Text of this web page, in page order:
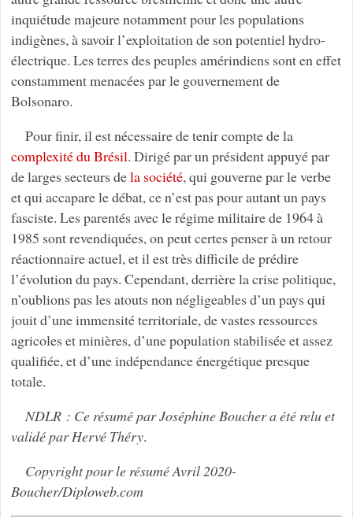
inquiétude majeure notamment pour les populations
indigènes, à savoir l’exploitation de son potentiel hydro-
électrique. Les terres des peuples amérindiens sont en effet
constamment menacées par le gouvernement de
Bolsonaro.
Pour finir, il est nécessaire de tenir compte de la
complexité du Brésil. Dirigé par un président appuyé par
de larges secteurs dela société, qui gouverne par le verbe
et qui accapare le débat, ce n’est pas pour autant un pays
fasciste. Les parentés avec le régime militaire de 1964 à
1985 sont revendiquées, on peut certes penser à un retour
réactionnaire actuel, et il est très difficile de prédire
l’évolution du pays. Cependant, derrière la crise politique,
n’oublions pas les atouts non négligeables d’un pays qui
jouit d’une immensité territoriale, de vastes ressources
agricoles et minières, d’une population stabilisée et assez
qualifiée, et d’une indépendance énergétique presque
totale.
NDLR : Ce résumé par Joséphine Boucher a été relu et
validé par Hervé Théry.
Copyright pour le résumé Avril 2020-
Boucher/Diploweb.com